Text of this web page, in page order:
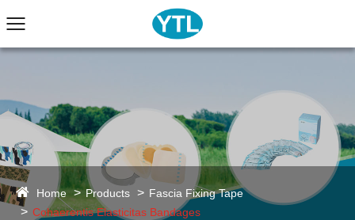
Home Products
Fascia Fixing Tape
Cohaerentis Elasticitas Bandages